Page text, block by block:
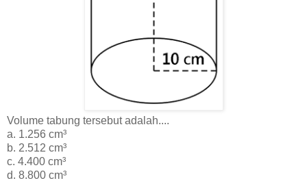
Volume tabung tersebut adalah....
a. 1.256 cm³
b. 2.512 cm³
c. 4.400 cm³
d. 8.800 cm³